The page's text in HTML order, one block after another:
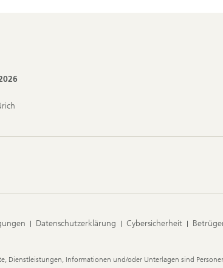
Datenschutzerklärung Cybersicherheit
Dienstleistungen, Informationen und/oder Unterlagen sind